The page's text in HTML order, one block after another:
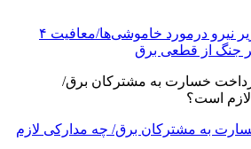
آخرین اظهارات وزیر نیرو درمورد خاموشی‌ها/معافیت ۴
جنگ از قطعی برق
به مشترکان برق/ چه مدارکی لازم